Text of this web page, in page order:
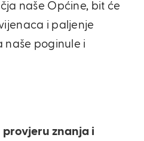
naše Općine, bit će
i paljenje
naše poginule i
provjeru znanja i